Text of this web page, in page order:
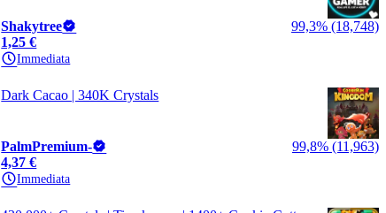
Shakytree
99,3% (18,748)
1,25 €
Immediata
Dark Cacao | 340K Crystals
PalmPremium-
99,8% (11,963)
4,37 €
Immediata